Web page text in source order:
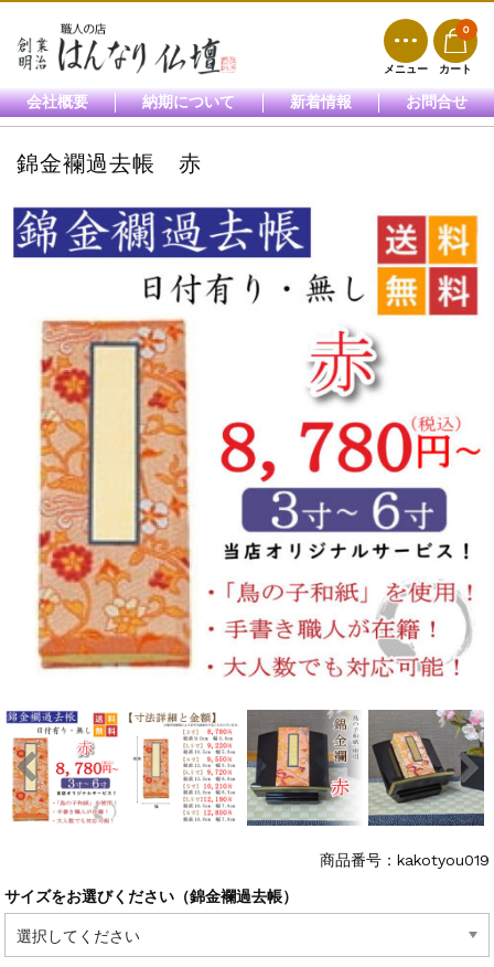
0
カート
メニュー
会社概要 納期について 新着情報 お問合せ
錦金襴過去帳 赤
商品番号：kakotyou019
サイズをお選びください（錦金襴過去帳）